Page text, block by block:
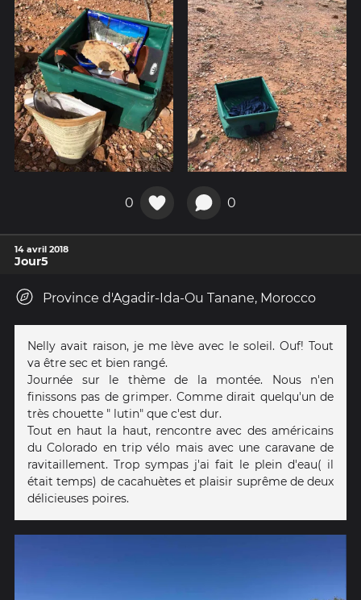
0 0
14 avril 2018
Jour5
Province d'Agadir-Ida-Ou Tanane, Morocco
Nelly avait raison, je me lève avec le soleil. Ouf! Tout
va être sec et bien rangé.
Journée sur le thème de la montée. Nous n'en
finissons pas de grimper. Comme dirait quelqu'un de
très chouette " lutin" que c'est dur.
Tout en haut la haut, rencontre avec des américains
du Colorado en trip vélo mais avec une caravane de
ravitaillement. Trop sympas j'ai fait le plein d'eau( il
était temps) de cacahuètes et plaisir suprême de deux
délicieuses poires.